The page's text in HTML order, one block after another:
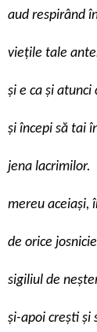
aud respirând
viețile tale
și e ca și
și începi să tai
jena lacrimilor.
mereu aceiași,
de orice
sigiliul de
și-apoi crești și